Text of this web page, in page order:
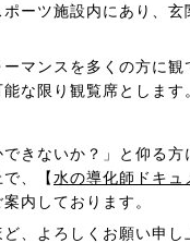
ポーツ施設内にあり、
ーマンスを多くの方に
な限り観覧席とします
できないか？」と仰る
、【水の導化師ドキュ
内しております。
、よろしくお願い申し